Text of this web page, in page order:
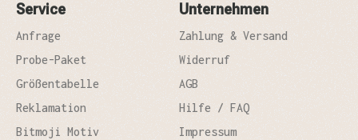
Service
Anfrage
Probe-Paket
Größentabelle
Reklamation
Bitmoji Motiv
Unternehmen
Zahlung & Versand
Widerruf
AGB
Hilfe / FAQ
Impressum